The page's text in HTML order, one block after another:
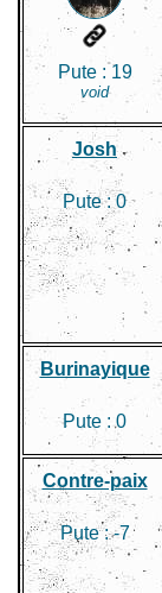
Pute : 19
void
Josh
Pute :0
Burinayique
Pute :0
Contre-paix
Pute :-7